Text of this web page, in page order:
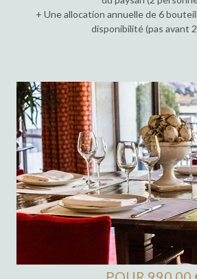
+ Une allocation annuelle de 6
disponibilité (pas avant